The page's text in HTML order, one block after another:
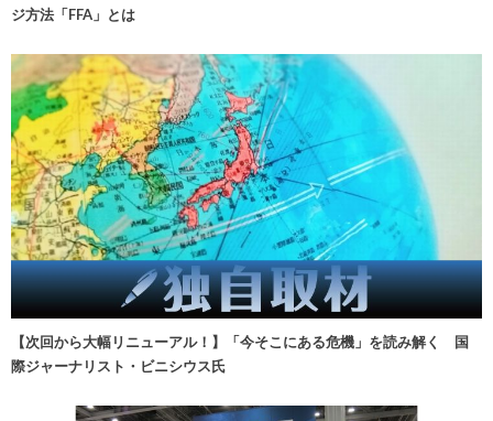
ジ方法「FFA」とは
【次回から大幅リニューアル！】「今そこにある危機」を読み解く 国
際ジャーナリスト・ビニシウス氏